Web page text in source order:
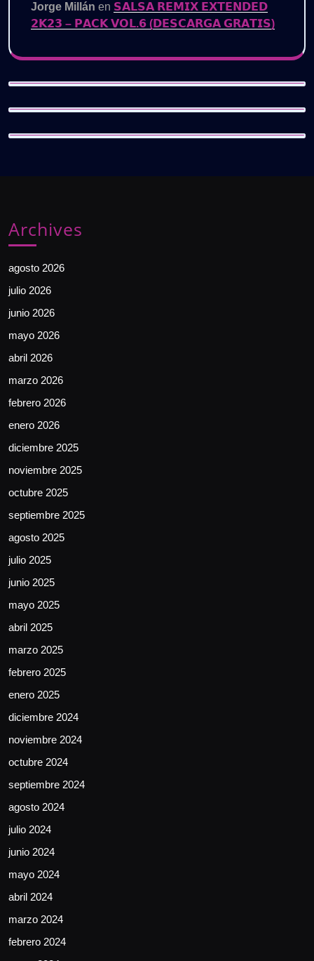
Jorge Millán en 𝗦𝗔𝗟𝗦𝗔 𝗥𝗘𝗠𝗜𝗫 𝗘𝗫𝗧𝗘𝗡𝗗𝗘𝗗
𝟮𝗞𝟮𝟯 – 𝗣𝗔𝗖𝗞 𝗩𝗢𝗟.𝟲 (𝗗𝗘𝗦𝗖𝗔𝗥𝗚𝗔 𝗚𝗥𝗔𝗧𝗜𝗦)
Archives
agosto 2026
julio 2026
junio 2026
mayo 2026
abril 2026
marzo 2026
febrero 2026
enero 2026
diciembre 2025
noviembre 2025
octubre 2025
septiembre 2025
agosto 2025
julio 2025
junio 2025
mayo 2025
abril 2025
marzo 2025
febrero 2025
enero 2025
diciembre 2024
noviembre 2024
octubre 2024
septiembre 2024
agosto 2024
julio 2024
junio 2024
mayo 2024
abril 2024
marzo 2024
febrero 2024